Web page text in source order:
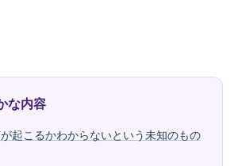
な内容
起こるかわからないという未知のもの